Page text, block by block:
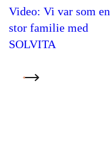
Video: Vi var som en
stor familie med
SOLVITA